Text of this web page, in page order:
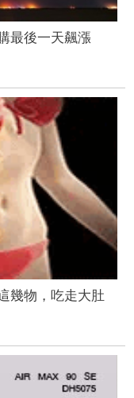
最後一天飆漲
幾物，吃走大肚